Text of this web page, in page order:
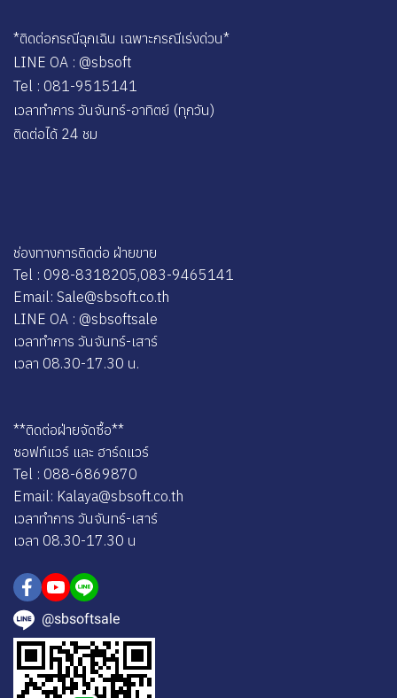
*ติดต่อกรณีฉุกเฉิน เฉพาะกรณีเร่งด่วน*
LINE OA : @sbsoft
Tel : 081-9515141
เวลาทำการ วันจันทร์-อาทิตย์ (ทุกวัน)
ติดต่อได้ 24 ชม
ช่องทางการติดต่อ ฝ่ายขาย
Tel : 098-8318205,083-9465141
Email: Sale@sbsoft.co.th
LINE OA : @sbsoftsale
เวลาทำการ วันจันทร์-เสาร์
เวลา 08.30-17.30 น.
**ติดต่อฝ่ายจัดซื้อ**
ซอฟท์แวร์ และ ฮาร์ดแวร์
Tel : 088-6869870
Email: Kalaya@sbsoft.co.th
เวลาทำการ วันจันทร์-เสาร์
เวลา 08.30-17.30 น
@sbsoftsale